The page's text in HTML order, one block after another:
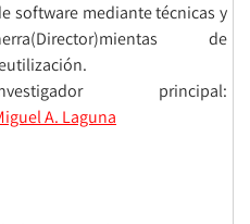
software mediante técnicas y
de
principal:
A. Laguna